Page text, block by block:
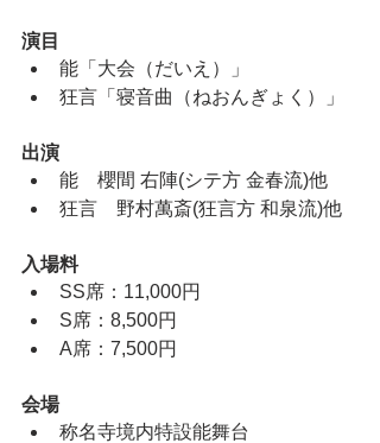
演目
能「大会（だいえ）」
狂言「寝音曲（ねおんぎょく）」
出演
能　櫻間 右陣(シテ方 金春流)他
狂言　野村萬斎(狂言方 和泉流)他
入場料
SS席：11,000円
S席：8,500円
A席：7,500円
会場
称名寺境内特設能舞台